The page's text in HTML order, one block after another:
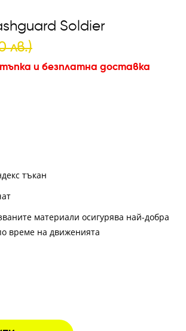
Soldier
лв.)
и безплатна доставка
тъкан
материали осигурява най-добра
време на движенията